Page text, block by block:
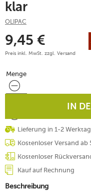
klar
OLIPAC
9,45 €
Preis inkl. MwSt. zzgl. Versand
Menge
Menge
IN
Lieferung in 1-2
Kostenloser Versand
Kostenloser
Kauf auf Rechnung
Beschreibung